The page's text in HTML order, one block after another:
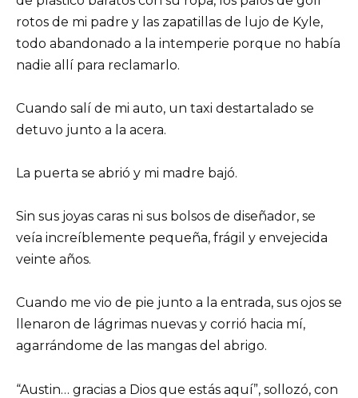
rotos de mi padre y las zapatillas de lujo de Kyle,
todo abandonado a la intemperie porque no había
nadie allí para reclamarlo.
Cuando salí de mi auto, un taxi destartalado se
detuvo junto a la acera.
La puerta se abrió y mi madre bajó.
Sin sus joyas caras ni sus bolsos de diseñador, se
veía increíblemente pequeña, frágil y envejecida
veinte años.
Cuando me vio de pie junto a la entrada, sus ojos se
llenaron de lágrimas nuevas y corrió hacia mí,
agarrándome de las mangas del abrigo.
“Austin… gracias a Dios que estás aquí”, sollozó, con